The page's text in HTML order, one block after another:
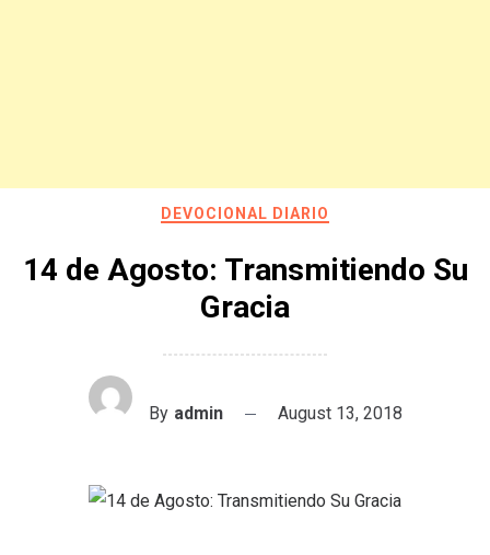
DEVOCIONAL DIARIO
14 de Agosto: Transmitiendo Su
Gracia
By admin August 13, 2018